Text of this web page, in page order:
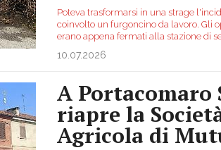
Poteva trasformarsi in una strage
coinvolto un furgoncino da lavoro. Gli
erano appena fermati alla stazione di
10.07.2026
A Portacomaro
riapre la
Agricola di